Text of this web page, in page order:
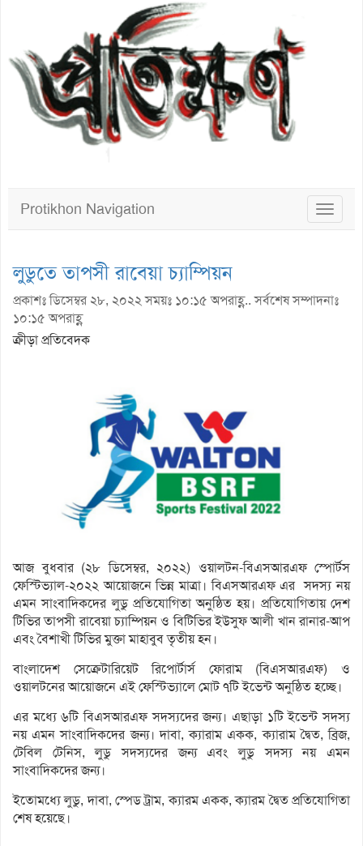
Toggle
Protikhon Navigation
লুডুতে তাপসী রাবেয়া চ্যাম্পিয়ন
প্রকাশঃ ডিসেম্বর ২৮, ২০২২ সময়ঃ ১০:১৫ অপরাহ্ণ.. সর্বশেষ সম্পাদনাঃ
১০:১৫ অপরাহ্ণ
ক্রীড়া প্রতিবেদক
আজ বুধবার (২৮ ডিসেম্বর, ২০২২) ওয়ালটন-বিএসআরএফ স্পোর্টস
ফেস্টিভ্যাল-২০২২ আয়োজনে ভিন্ন মাত্রা। বিএসআরএফ এর সদস্য নয়
এমন সাংবাদিকদের লুডু প্রতিযোগিতা অনুষ্ঠিত হয়। প্রতিযোগিতায় দেশ
টিভির তাপসী রাবেয়া চ্যাম্পিয়ন ও বিটিভির ইউসুফ আলী খান রানার-আপ
এবং বৈশাখী টিভির মুক্তা মাহাবুব তৃতীয় হন।
বাংলাদেশ সেক্রেটারিয়েট রিপোর্টার্স ফোরাম (বিএসআরএফ) ও
ওয়ালটনের আয়োজনে এই ফেস্টিভ্যালে মোট ৭টি ইভেন্ট অনুষ্ঠিত হচ্ছে।
এর মধ্যে ৬টি বিএসআরএফ সদস্যদের জন্য। এছাড়া ১টি ইভেন্ট সদস্য
নয় এমন সাংবাদিকদের জন্য। দাবা, ক্যারাম একক, ক্যারাম দ্বৈত, ব্রিজ,
টেবিল টেনিস, লুডু সদস্যদের জন্য এবং লুডু সদস্য নয় এমন
সাংবাদিকদের জন্য।
ইতোমধ্যে লুডু, দাবা, স্পেড ট্রাম, ক্যারম একক, ক্যারম দ্বৈত প্রতিযোগিতা
শেষ হয়েছে।